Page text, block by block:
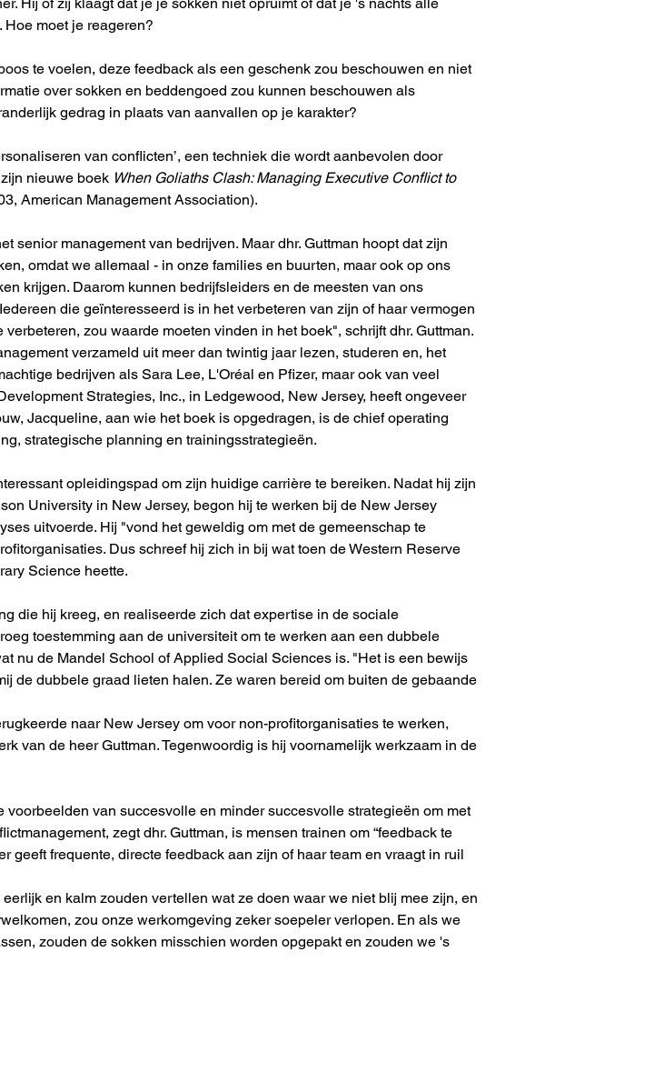
moet je reageren?
te voelen, deze feedback als een geschenk zou beschouwen en niet
over sokken en beddengoed zou kunnen beschouwen als
gedrag in plaats van aanvallen op je karakter?
van conflicten’, een techniek die wordt aanbevolen door
nieuwe boek When Goliaths Clash: Managing Executive Conflict to
American Management Association).
senior management van bedrijven. Maar dhr. Guttman hoopt dat zijn
omdat we allemaal - in onze families en buurten, maar ook op ons
krijgen. Daarom kunnen bedrijfsleiders en de meesten van ons
die geïnteresseerd is in het verbeteren van zijn of haar vermogen
zou waarde moeten vinden in het boek", schrijft dhr. Guttman.
verzameld uit meer dan twintig jaar lezen, studeren en, het
bedrijven als Sara Lee, L'Oréal en Pfizer, maar ook van veel
Strategies, Inc., in Ledgewood, New Jersey, heeft ongeveer
Jacqueline, aan wie het boek is opgedragen, is de chief operating
strategische planning en trainingsstrategieën.
opleidingspad om zijn huidige carrière te bereiken. Nadat hij zijn
University in New Jersey, begon hij te werken bij de New Jersey
uitvoerde. Hij "vond het geweldig om met de gemeenschap te
Dus schreef hij zich in bij wat toen de Western Reserve
Science heette.
die hij kreeg, en realiseerde zich dat expertise in de sociale
toestemming aan de universiteit om te werken aan een dubbele
nu de Mandel School of Applied Social Sciences is. "Het is een bewijs
de dubbele graad lieten halen. Ze waren bereid om buiten de gebaande
naar New Jersey om voor non-profitorganisaties te werken,
van de heer Guttman. Tegenwoordig is hij voornamelijk werkzaam in de
voorbeelden van succesvolle en minder succesvolle strategieën om met
zegt dhr. Guttman, is mensen trainen om “feedback te
geeft frequente, directe feedback aan zijn of haar team en vraagt in ruil
en kalm zouden vertellen wat ze doen waar we niet blij mee zijn, en
zou onze werkomgeving zeker soepeler verlopen. En als we
zouden de sokken misschien worden opgepakt en zouden we 's